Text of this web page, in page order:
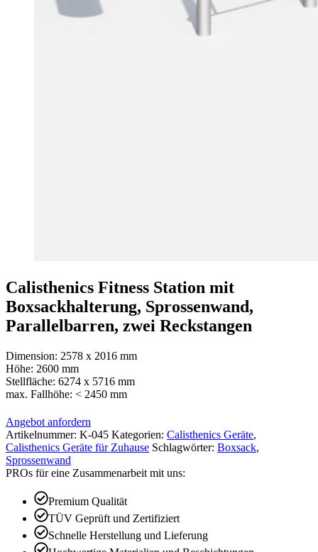
Calisthenics Fitness Station mit
Boxsackhalterung, Sprossenwand,
Parallelbarren, zwei Reckstangen
Dimension: 2578 x 2016 mm
Höhe: 2600 mm
Stellfläche: 6274 x 5716 mm
max. Fallhöhe: < 2450 mm
Angebot anfordern
Artikelnummer: K-045 Kategorien: Calisthenics Geräte,
Calisthenics Geräte für Zuhause Schlagwörter: Boxsack,
Sprossenwand
PROs für eine Zusammenarbeit mit uns:
Premium Qualität
TÜV Geprüft und Zertifiziert
Schnelle Herstellung und Lieferung